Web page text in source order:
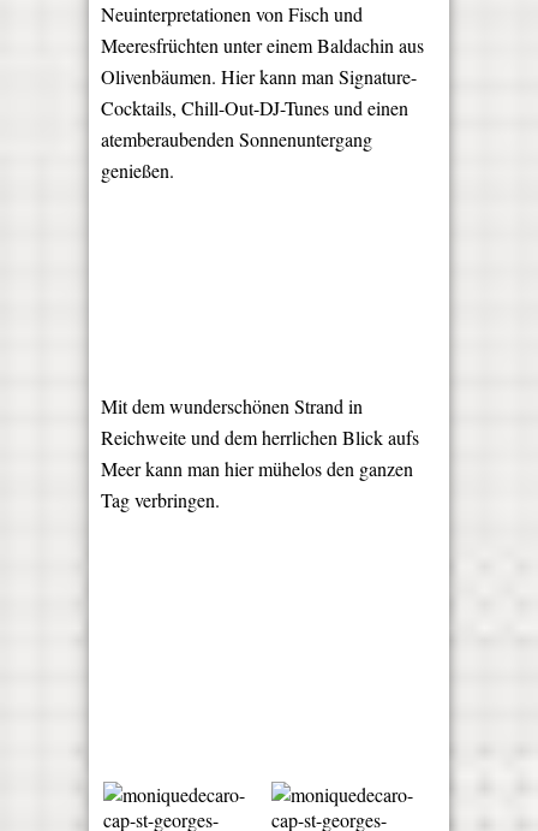
Neuinterpretationen von Fisch und
Meeresfrüchten unter einem Baldachin aus
Olivenbäumen. Hier kann man Signature-
Cocktails, Chill-Out-DJ-Tunes und einen
atemberaubenden Sonnenuntergang
genießen.
Mit dem wunderschönen Strand in
Reichweite und dem herrlichen Blick aufs
Meer kann man hier mühelos den ganzen
Tag verbringen.